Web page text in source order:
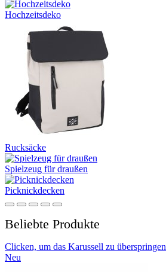
Hochzeitsdeko
Rucksäcke
Spielzeug für draußen
Picknickdecken
Beliebte Produkte
Clicken, um das Karussell zu überspringen
Neu